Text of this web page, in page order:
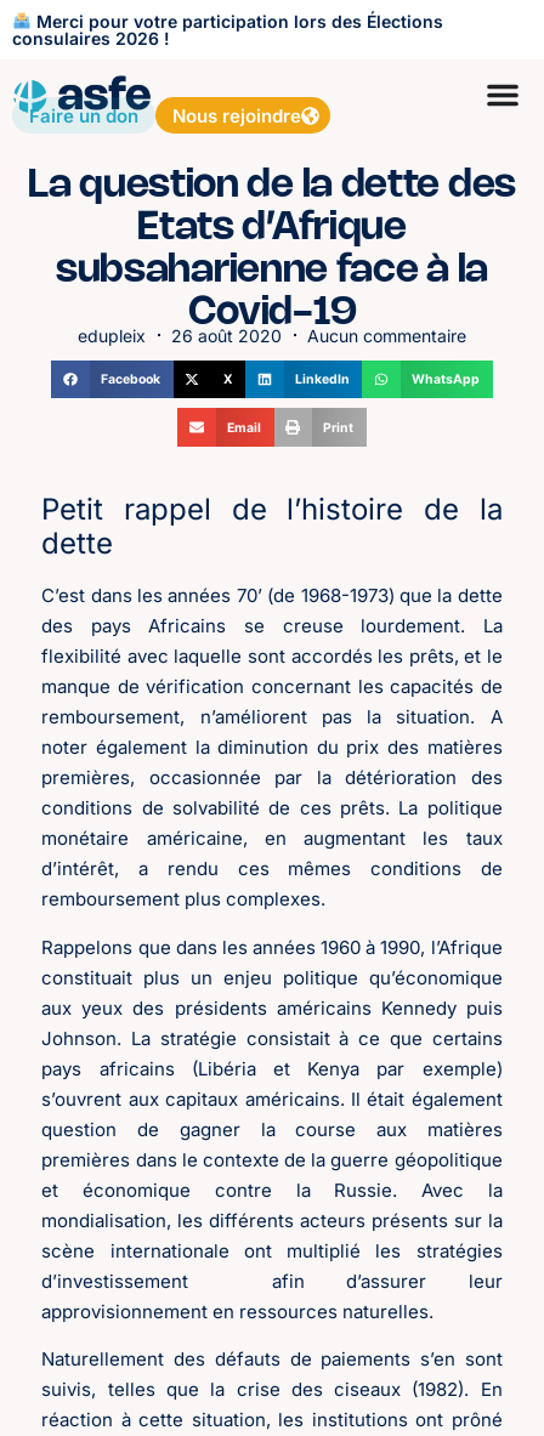
Merci pour votre participation lors des Élections
consulaires 2026 !
Faire un don Nous rejoindre
La question de la dette des
Etats d’Afrique
subsaharienne face à la
Covid-19
edupleix 26 août 2020 Aucun commentaire
Facebook X LinkedIn WhatsApp
Email Print
Petit rappel de l’histoire de la
dette
C’est dans les années 70’ (de 1968-1973) que la dette
des pays Africains se creuse lourdement. La
flexibilité avec laquelle sont accordés les prêts, et le
manque de vérification concernant les capacités de
remboursement, n’améliorent pas la situation. A
noter également la diminution du prix des matières
premières, occasionnée par la détérioration des
conditions de solvabilité de ces prêts. La politique
monétaire américaine, en augmentant les taux
d’intérêt, a rendu ces mêmes conditions de
remboursement plus complexes.
Rappelons que dans les années 1960 à 1990, l’Afrique
constituait plus un enjeu politique qu’économique
aux yeux des présidents américains Kennedy puis
Johnson. La stratégie consistait à ce que certains
pays africains (Libéria et Kenya par exemple)
s’ouvrent aux capitaux américains. Il était également
question de gagner la course aux matières
premières dans le contexte de la guerre géopolitique
et économique contre la Russie. Avec la
mondialisation, les différents acteurs présents sur la
scène internationale ont multiplié les stratégies
d’investissement afin d’assurer leur
approvisionnement en ressources naturelles.
Naturellement des défauts de paiements s’en sont
suivis, telles que la crise des ciseaux (1982). En
réaction à cette situation, les institutions ont prôné